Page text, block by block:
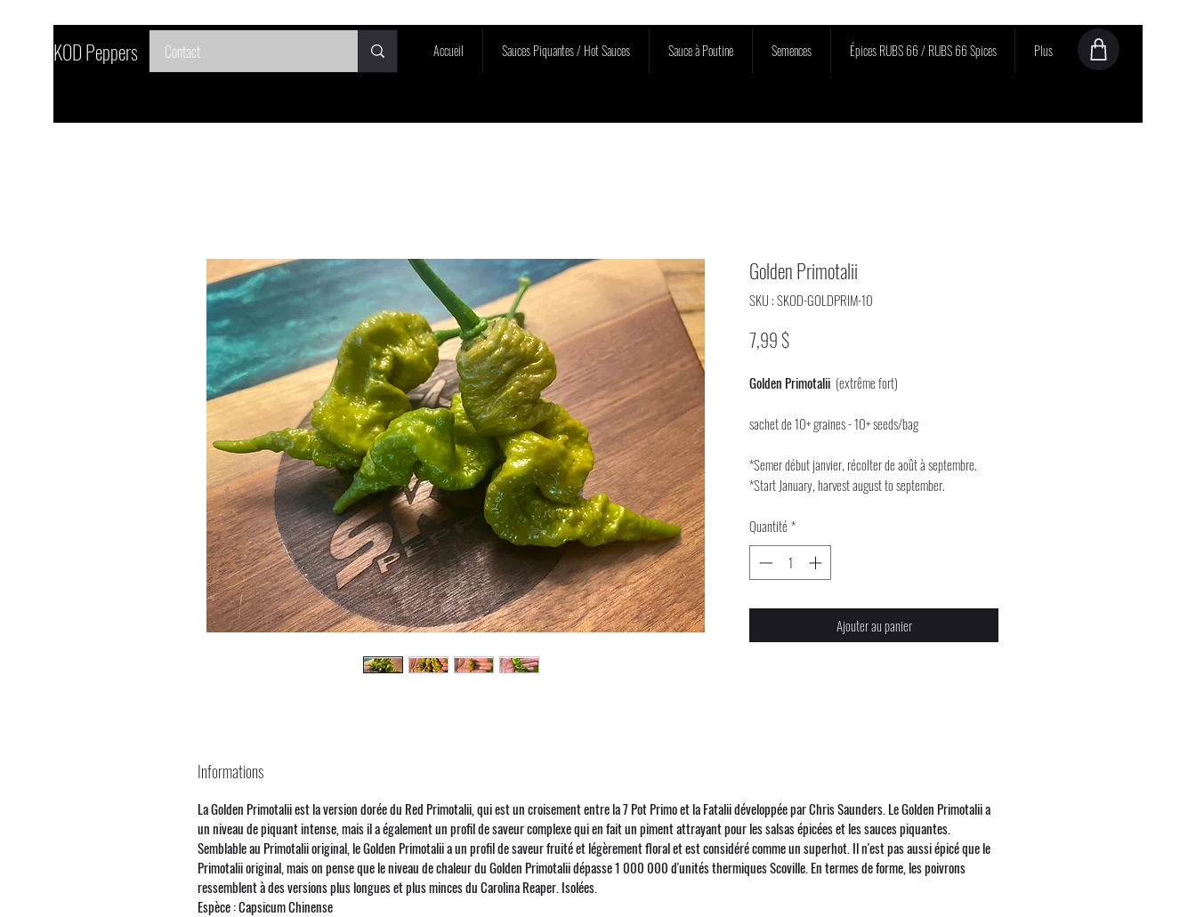
SKOD Peppers Contact Accueil Sauces Piquantes / Hot Sauces Sauce à Poutine Semences Épices RUBS 66 / RUBS 66 Spices Plus
Golden Primotalii
SKU : SKOD-GOLDPRIM-10
7,99 $Prix
Golden Primotalii (extrême fort)
sachet de 10+ graines - 10+ seeds/bag
*Semer début janvier, récolter de août à septembre.
*Start January, harvest august to september.
Quantité *
Ajouter au panier
Informations
La Golden Primotalii est la version dorée du Red Primotalii, qui est un croisement entre la 7 Pot Primo et la Fatalii développée par Chris Saunders. Le Golden Primotalii a
un niveau de piquant intense, mais il a également un profil de saveur complexe qui en fait un piment attrayant pour les salsas épicées et les sauces piquantes.
Semblable au Primotalii original, le Golden Primotalii a un profil de saveur fruité et légèrement floral et est considéré comme un superhot. Il n'est pas aussi épicé que le
Primotalii original, mais on pense que le niveau de chaleur du Golden Primotalii dépasse 1 000 000 d'unités thermiques Scoville. En termes de forme, les poivrons
ressemblent à des versions plus longues et plus minces du Carolina Reaper. Isolées.
Espèce : Capsicum Chinense